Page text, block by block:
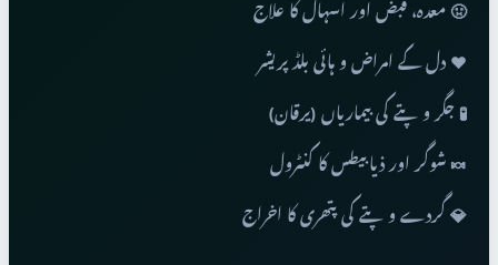
🤢 معدہ، قبض اور اسہال کا علاج
❤️ دل کے امراض و ہائی بلڈ پریشر
🧪 جگر و پتے کی بیماریاں (یرقان)
🍬 شوگر اور ذیابیطس کا کنٹرول
💎 گردے و پتے کی پتھری کا اخراج